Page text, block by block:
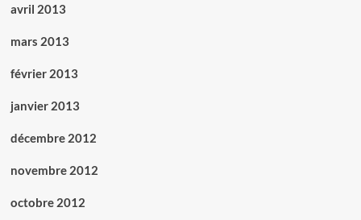
avril 2013
mars 2013
février 2013
janvier 2013
décembre 2012
novembre 2012
octobre 2012